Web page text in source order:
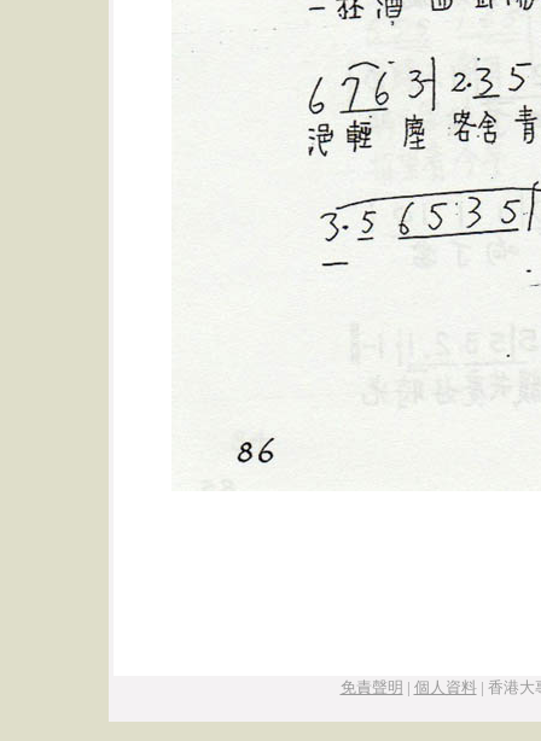
免責聲明 | 個人資料 | 香港大